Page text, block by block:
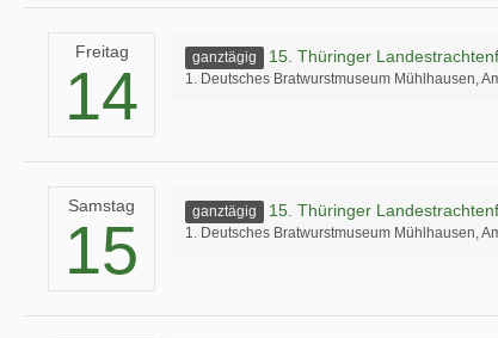
Freitag
14
ganztägig 15. Thüringer
1. Deutsches Bratwurstmuseum Mühlhausen,
Samstag
15
ganztägig 15. Thüringer
1. Deutsches Bratwurstmuseum Mühlhausen,